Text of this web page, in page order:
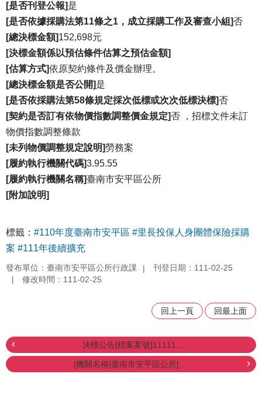
[是否刊登公報]是
[是否依據採購法第11條之1，成立採購工作及審查小組]否
[總決標金額]152,698元
[決標金額係以預估條件估算之預估金額]
[估算方式]依原契約條件及價金辦理。
[總決標金額是否公開]是
[是否依採購法第58條規定採次低標或次次低標決標]否
[契約是否訂有依物價指數調整價金規定]否 ，招標文件未訂
物價指數調整條款
[未列物價調整規定說明]勞務案
[履約執行機關代碼]3.95.55
[履約執行機關名稱]臺南市安平區公所
[附加說明]
標籤： #110年度臺南市安平區 #里長投保人身團體保險採購
案 #111年後續擴充
發布單位：臺南市安平區公所行政課
刊登日期：111-02-25
修改時間：111-02-25
回上一頁 回最上面
決標公告[標案案號]11111...
[機關名稱]臺南市安平區公所[...